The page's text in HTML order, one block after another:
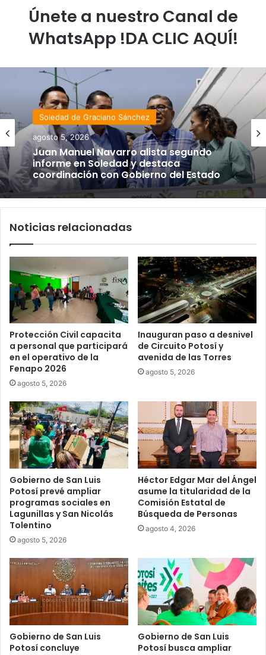
Únete a nuestro Canal de
WhatsApp !DA CLIC AQUÍ!
Soledad de Graciano Sánchez
agosto 5, 2026
Juan Manuel Navarro alista segundo
informe en Soledad y destaca
coordinación con Gobierno del Estado
Noticias relacionadas
Protección Civil capacita
a personal que participará
en el operativo de la
Fenapo 2026
agosto 5, 2026
Inauguran paso a desnivel
de Circuito Potosí y
avenida de las Torres
agosto 5, 2026
Gobierno de San Luis
Potosí prevé ampliar
programas sociales en
Lagunillas y San Nicolás
Tolentino
agosto 5, 2026
Héctor Edgar Mar del Ángel
asume la titularidad de la
Comisión Estatal de
Búsqueda de Personas
agosto 4, 2026
Gobierno de San Luis
Potosí concluye
Gobierno de San Luis
Potosí busca ampliar